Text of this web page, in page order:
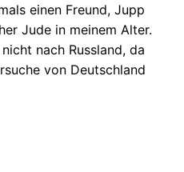
einen Freund, Jupp
Jude in meinem Alter.
nach Russland, da
von Deutschland